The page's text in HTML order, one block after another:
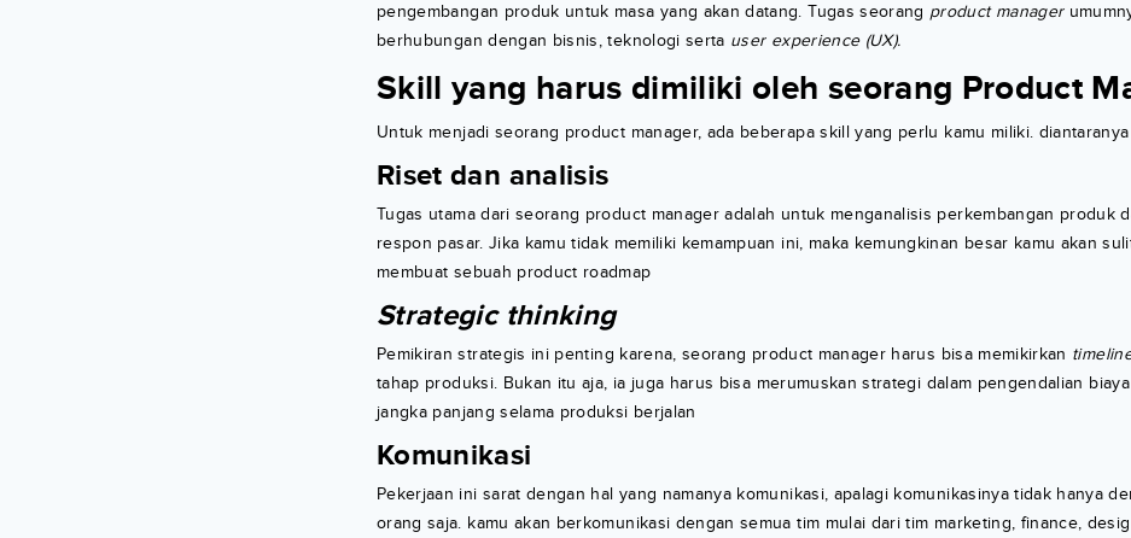
pengembangan produk untuk masa yang akan datang. Tugas seorang product manager
berhubungan dengan bisnis, teknologi serta user experience (UX).
Skill yang harus dimiliki oleh seorang Product
Untuk menjadi seorang product manager, ada beberapa skill yang perlu kamu miliki.
Riset dan analisis
Tugas utama dari seorang product manager adalah untuk menganalisis perkembangan produk
respon pasar. Jika kamu tidak memiliki kemampuan ini, maka kemungkinan besar kamu akan
membuat sebuah product roadmap
Strategic thinking
Pemikiran strategis ini penting karena, seorang product manager harus bisa memikirkan
tahap produksi. Bukan itu aja, ia juga harus bisa merumuskan strategi dalam pengendalian
jangka panjang selama produksi berjalan
Komunikasi
Pekerjaan ini sarat dengan hal yang namanya komunikasi, apalagi komunikasinya tidak hanya
orang saja. kamu akan berkomunikasi dengan semua tim mulai dari tim marketing, finance,